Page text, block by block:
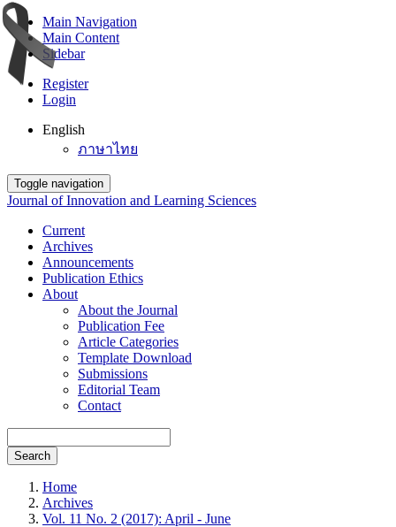
Main Navigation
Main Content
Sidebar
Register
Login
English
ภาษาไทย
Toggle navigation
Journal of Innovation and Learning Sciences
Current
Archives
Announcements
Publication Ethics
About
About the Journal
Publication Fee
Article Categories
Template Download
Submissions
Editorial Team
Contact
Search
Home
Archives
Vol. 11 No. 2 (2017): April - June